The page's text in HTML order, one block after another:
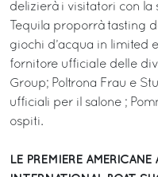
delizierà i visitatori con la
Tequila proporrà tasting
giochi d’acqua in limited
fornitore ufficiale delle
Group; Poltrona Frau e
ufficiali per il salone ;
ospiti.
LE PREMIERE